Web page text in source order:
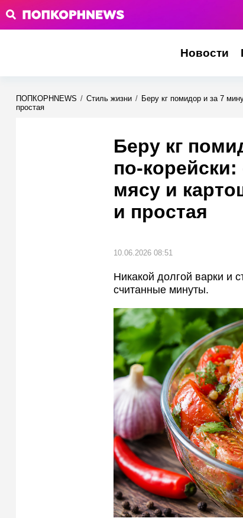
Новости
ПОПКОРНNEWS / Стиль жизни / Беру кг помидор и за 7
простая
Беру кг
по-корейски:
мясу и
и простая
10.06.2026 08:51
Никакой долгой варки и
считанные минуты.